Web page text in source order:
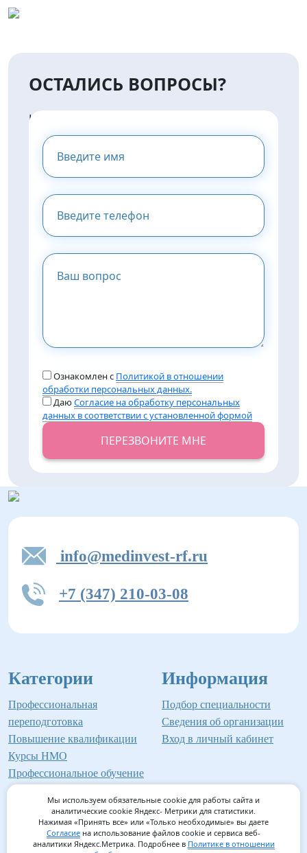
ОСТАЛИСЬ ВОПРОСЫ?
НАПИШИТЕ НАМ И МЫ
ПРЕДОСТАВИМ ВАМ
КОНСУЛЬТАЦИЮ
Ознакомлен с Политикой в отношении
обработки персональных данных.
ДаюСогласие на обработку персональных
данных в соответствии с установленной формой
ПЕРЕЗВОНИТЕ МНЕ
info@medinvest-rf.ru
+7 (347) 210-03-08
Категории
Профессиональная
переподготовка
Повышение квалификации
Курсы НМО
Профессиональное обучение
Информация
Подбор специальности
Сведения об организации
Вход в личный кабинет
©2026 Институт профессионального образования
Мы используем обязательные cookie для работы сайта и
аналитические cookie Яндекс- Метрики для статистики.
Нажимая «Принять все» или «Только необходимые» вы даете
Согласие на использование файлов cookie и сервиса веб-
аналитики Яндекс.Метрика. Подробнее в Политике в отношении